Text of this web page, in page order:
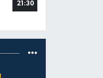
21:30